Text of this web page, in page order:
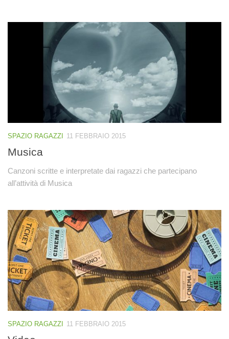
SPAZIO RAGAZZI 11 FEBBRAIO 2015
Musica
Canzoni scritte e interpretate dai ragazzi che partecipano
all’attività di Musica
SPAZIO RAGAZZI 11 FEBBRAIO 2015